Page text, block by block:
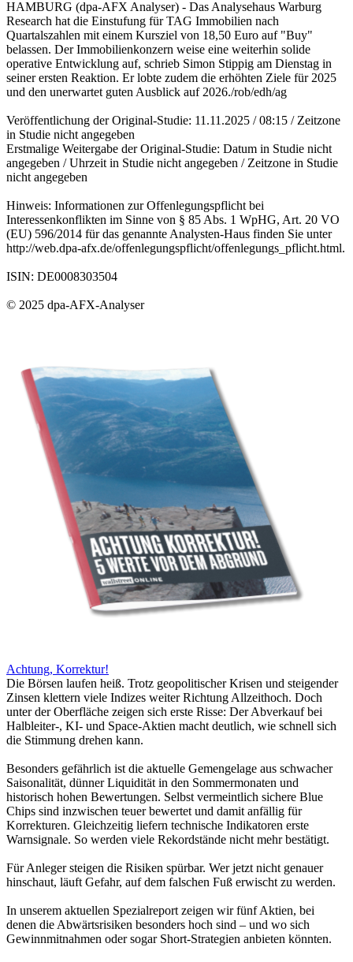
HAMBURG (dpa-AFX Analyser) - Das Analysehaus Warburg
Research hat die Einstufung für TAG Immobilien nach
Quartalszahlen mit einem Kursziel von 18,50 Euro auf "Buy"
belassen. Der Immobilienkonzern weise eine weiterhin solide
operative Entwicklung auf, schrieb Simon Stippig am Dienstag in
seiner ersten Reaktion. Er lobte zudem die erhöhten Ziele für 2025
und den unerwartet guten Ausblick auf 2026./rob/edh/ag
Veröffentlichung der Original-Studie: 11.11.2025 / 08:15 / Zeitzone
in Studie nicht angegeben
Erstmalige Weitergabe der Original-Studie: Datum in Studie nicht
angegeben / Uhrzeit in Studie nicht angegeben / Zeitzone in Studie
nicht angegeben
Hinweis: Informationen zur Offenlegungspflicht bei
Interessenkonflikten im Sinne von § 85 Abs. 1 WpHG, Art. 20 VO
(EU) 596/2014 für das genannte Analysten-Haus finden Sie unter
http://web.dpa-afx.de/offenlegungspflicht/offenlegungs_pflicht.html.
ISIN: DE0008303504
© 2025 dpa-AFX-Analyser
Achtung, Korrektur!
Die Börsen laufen heiß. Trotz geopolitischer Krisen und steigender
Zinsen klettern viele Indizes weiter Richtung Allzeithoch. Doch
unter der Oberfläche zeigen sich erste Risse: Der Abverkauf bei
Halbleiter-, KI- und Space-Aktien macht deutlich, wie schnell sich
die Stimmung drehen kann.
Besonders gefährlich ist die aktuelle Gemengelage aus schwacher
Saisonalität, dünner Liquidität in den Sommermonaten und
historisch hohen Bewertungen. Selbst vermeintlich sichere Blue
Chips sind inzwischen teuer bewertet und damit anfällig für
Korrekturen. Gleichzeitig liefern technische Indikatoren erste
Warnsignale. So werden viele Rekordstände nicht mehr bestätigt.
Für Anleger steigen die Risiken spürbar. Wer jetzt nicht genauer
hinschaut, läuft Gefahr, auf dem falschen Fuß erwischt zu werden.
In unserem aktuellen Spezialreport zeigen wir fünf Aktien, bei
denen die Abwärtsrisiken besonders hoch sind – und wo sich
Gewinnmitnahmen oder sogar Short-Strategien anbieten könnten.